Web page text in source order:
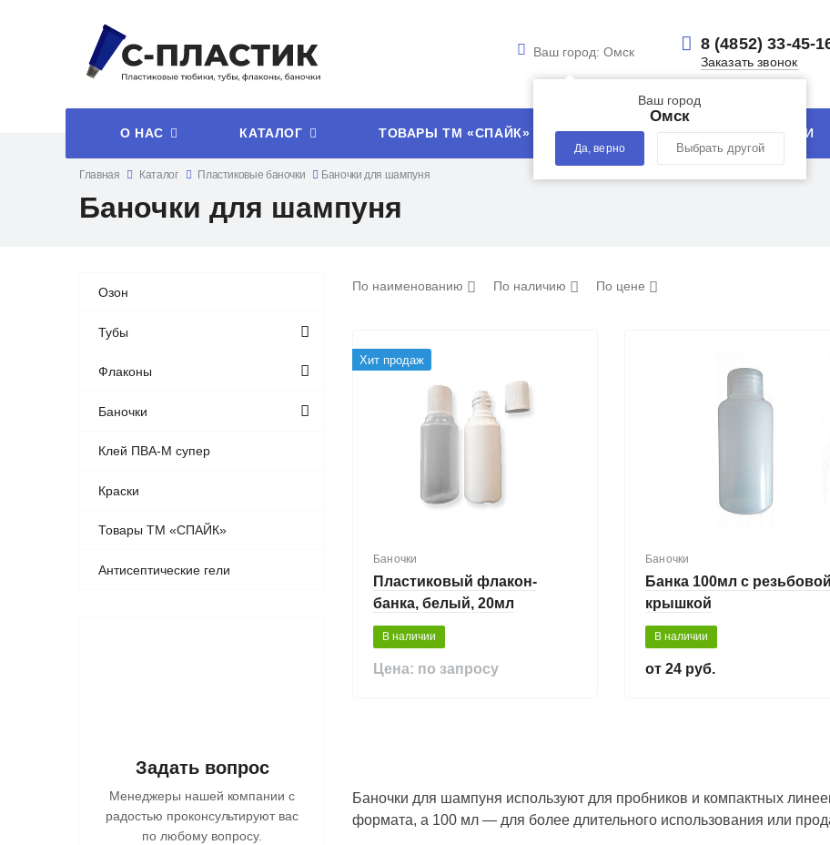
Ваш город: Омск
Ваш город
Омск
Да, верно Выбрать другой
8 (4852) 33-45-
Заказать звонок
О НАС КАТАЛОГ ТОВАРЫ ТМ «СПАЙК» УСЛУГИ ТЕХНОЛОГИИ
Главная Каталог Пластиковые баночки Баночки для шампуня
Баночки для шампуня
Озон
Тубы
Флаконы
Баночки
Клей ПВА-М супер
Краски
Товары ТМ «СПАЙК»
Антисептические гели
Задать вопрос
Менеджеры нашей компании с
радостью проконсультируют вас
по любому вопросу.
По наименованию По наличию По цене
Хит продаж
Баночки
Пластиковый флакон-
банка, белый, 20мл
В наличии
Цена: по запросу
Баночки
Банка 100мл с резьбовой
крышкой
В наличии
24 руб.
Баночки для шампуня используют для пробников и компактных
формата, а 100 мл — для более длительного использования или